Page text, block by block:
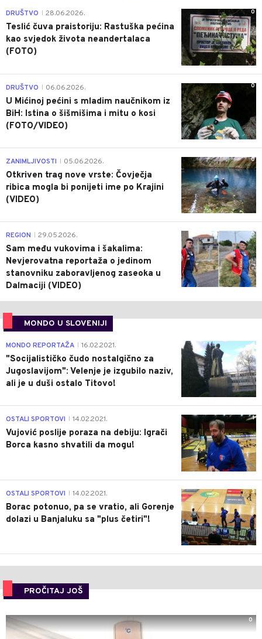
0
DRUŠTVO 28.06.2026.
Teslić čuva praistoriju: Rastuška pećina
kao svjedok života neandertalaca
(FOTO)
0
DRUŠTVO 06.06.2026.
U Mićinoj pećini s mladim naučnikom iz
BiH: Istina o šišmišima i mitu o kosi
(FOTO/VIDEO)
0
ZANIMLJIVOSTI 05.06.2026.
Otkriven trag nove vrste: Čovječja
ribica mogla bi ponijeti ime po Krajini
(VIDEO)
0
REGION 29.05.2026.
Sam među vukovima i šakalima:
Nevjerovatna reportaža o jedinom
stanovniku zaboravljenog zaseoka u
Dalmaciji (VIDEO)
MONDO U SLOVENIJI
4
MONDO REPORTAŽA 16.02.2021.
"Socijalističko čudo nostalgično za
Jugoslavijom": Velenje je izgubilo naziv,
ali je u duši ostalo Titovo!
1
OSTALI SPORTOVI 14.02.2021.
Vujović poslije poraza na debiju: Igrači
Borca kasno shvatili da mogu!
3
OSTALI SPORTOVI 14.02.2021.
Borac potonuo, pa se vratio, ali Gorenje
dolazi u Banjaluku sa "plus četiri"!
PROČITAJ JOŠ
0